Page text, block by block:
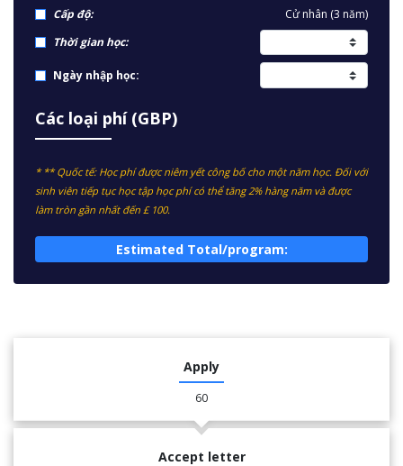
Cấp độ:
Cử nhân (3 năm)
Thời gian học:
Ngày nhập học:
Các loại phí (GBP)
* ** Quốc tế: Học phí được niêm yết công bố cho một năm học. Đối với
sinh viên tiếp tục học tập học phí có thể tăng 2% hàng năm và được
làm tròn gần nhất đến £ 100.
Estimated Total/program:
Apply
60
Accept letter